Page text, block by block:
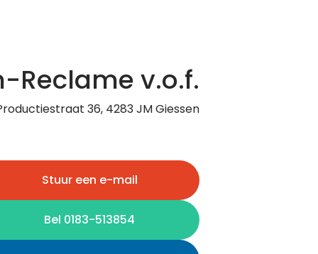
Reclame v.o.f.
36, 4283 JM Giessen
Stuur een e-mail
Bel 0183-513854